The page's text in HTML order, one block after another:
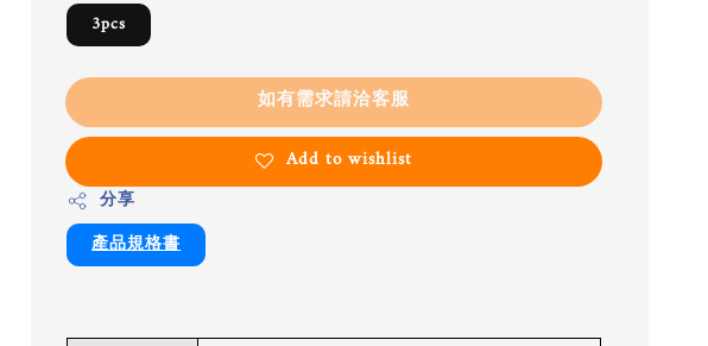
3pcs
如有需求請洽客服
Add to wishlist
分享
產品規格書